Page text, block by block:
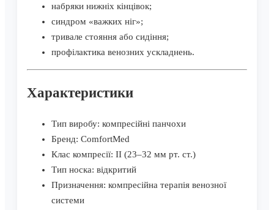
набряки нижніх кінцівок;
синдром «важких ніг»;
тривале стояння або сидіння;
профілактика венозних ускладнень.
Характеристики
Тип виробу: компресійні панчохи
Бренд: ComfortMed
Клас компресії: II (23–32 мм рт. ст.)
Тип носка: відкритий
Призначення: компресійна терапія венозної
системи